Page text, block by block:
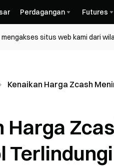
Perdagangan Futures
situs web kami dari
Kenaikan Harga Zcash
Harga